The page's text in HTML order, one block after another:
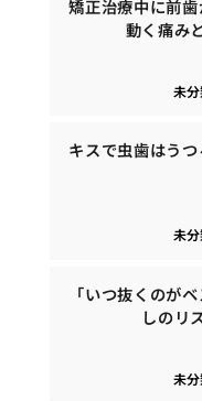
矯正治療中に前
動く痛み
未
キスで虫歯はう
未
「いつ抜くのが
しのリ
未